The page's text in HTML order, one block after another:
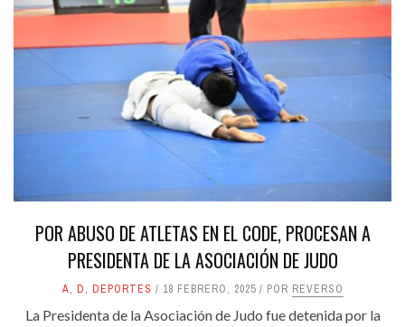
POR ABUSO DE ATLETAS EN EL CODE, PROCESAN A
PRESIDENTA DE LA ASOCIACIÓN DE JUDO
A, D, DEPORTES 18 FEBRERO, 2025 POR REVERSO
La Presidenta de la Asociación de Judo fue detenida por la